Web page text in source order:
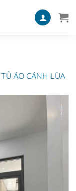
TỦ ÁO CÁNH LÙA